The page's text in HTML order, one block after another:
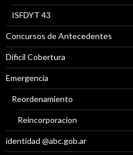
ISFDYT 43
Concursos de Antecedentes
Díficil Cobertura
Emergencia
Reordenamiento
Reincorporacion
identidad @abc.gob.ar